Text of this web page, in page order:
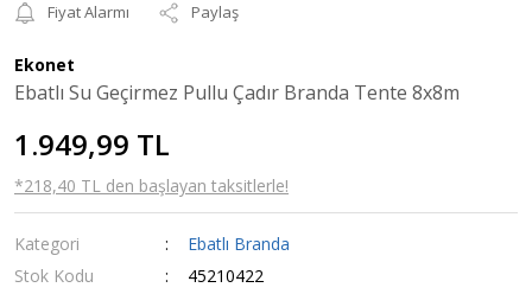
Fiyat Alarmı
Paylaş
Ekonet
Ebatlı Su Geçirmez Pullu Çadır Branda Tente 8x8m
1.949,99 TL
*218,40 TL den başlayan taksitlerle!
Kategori
Ebatlı Branda
Stok Kodu
45210422